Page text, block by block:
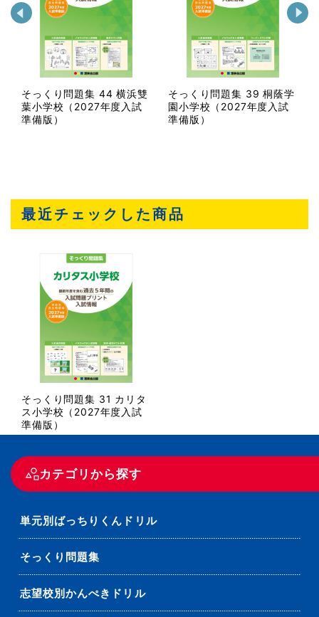
カテゴリから探す
単元別ばっちりくんドリル
そっくり問題集
志望校別かんぺきドリル
そっくり問題集 44 横浜雙
葉小学校（2027年度入試
準備版）
そっくり問題集 39 桐蔭学
園小学校（2027年度入試
準備版）
最近チェックした商品
そっくり問題集 31 カリタ
ス小学校（2027年度入試
準備版）